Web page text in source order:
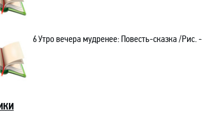
6Утро вечера мудренее: Повесть-сказка /Рис.